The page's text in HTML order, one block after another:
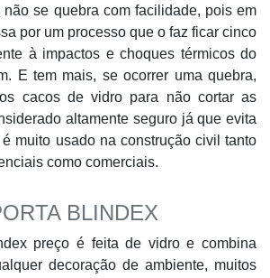
não se quebra com facilidade, pois em
por um processo que o faz ficar cinco
à impactos e choques térmicos do
E tem mais, se ocorrer uma quebra,
cacos de vidro para não cortar as
altamente seguro já que evita
muito usado na construção civil tanto
como comerciais.
BLINDEX
preço é feita de vidro e combina
decoração de ambiente, muitos